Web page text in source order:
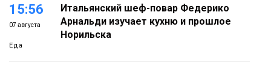
15:56
07 августа
Еда
Итальянский шеф-повар Федерико
Арнальди изучает кухню и прошлое
Норильска